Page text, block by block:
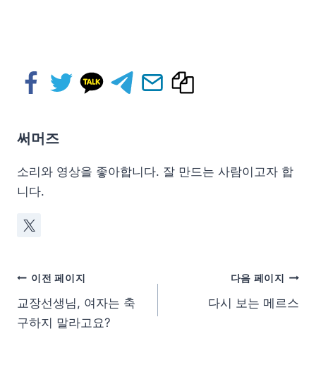
써머즈
소리와 영상을 좋아합니다. 잘 만드는 사람이고자 합
니다.
이전 페이지
교장선생님, 여자는 축
구하지 말라고요?
다음 페이지
다시 보는 메르스